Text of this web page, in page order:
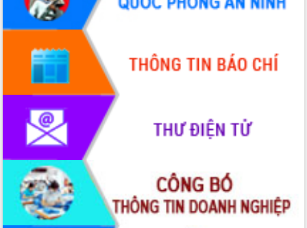
truyền số liệu chuyên dùng phục vụ cơ
quan Đảng, Nhà nước
Lễ phát động chuỗi hoạt động chung
tay làm sạch môi trường
Xã Ea Kar bước chuyển mình trong
công tác cải cách hành chính mô hình
mới
UBND tỉnh họp báo định kỳ tháng 4
năm 2026
Hội thảo khoa học “Giải pháp thúc đẩy
phát triển nền kinh tế xanh tại tỉnh
Đắk Lắk”
Tăng cường giám sát, đôn đốc thực
hiện nhiệm vụ quản lý tài sản công
hàng tuần